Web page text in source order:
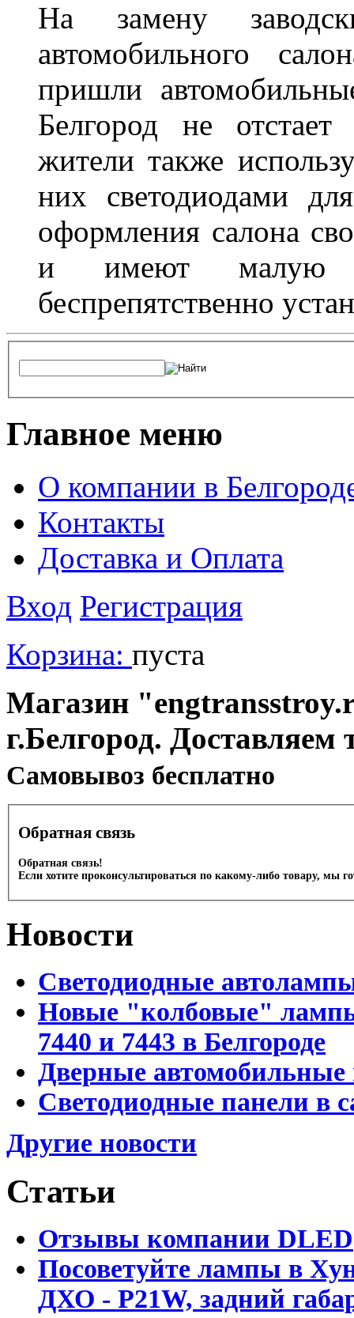
На замену
автомобильного
пришли
Белгород не
жители также
них светодиодами
оформления салона
и имеют малую
беспрепятственно
Главное меню
О компании в
Контакты
Доставка и Оплата
Вход Регистрация
Корзина: пуста
Магазин
г.Белгород.
Cамовывоз бесплатно
Обратная связь
Обратная связь!
Если хотите проконсультироваться по какому-либо товару, мы
Новости
Светодиодные
Новые "колбовые"
7440 и 7443 в Белгороде
Дверные автомобильные
Светодиодные панели в
Другие новости
Статьи
Отзывы компании DLED
Посоветуйте лампы в
ДХО - P21W, задний